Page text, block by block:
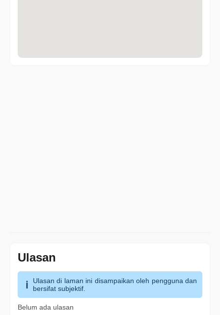
Ulasan
Ulasan di laman ini disampaikan oleh pengguna dan
bersifat subjektif.
Belum ada ulasan